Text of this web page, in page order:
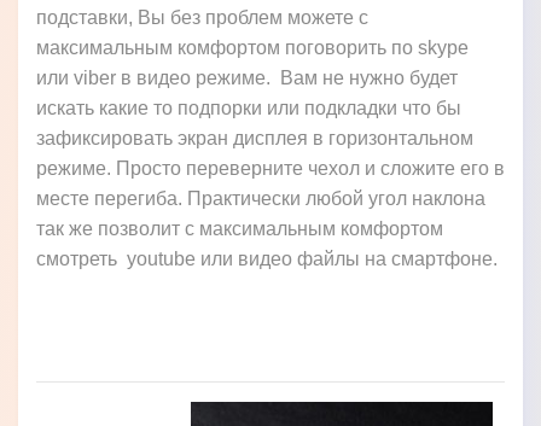
подставки, Вы без проблем можете с
максимальным комфортом поговорить по skype
или viber в видео режиме. Вам не нужно будет
искать какие то подпорки или подкладки что бы
зафиксировать экран дисплея в горизонтальном
режиме. Просто переверните чехол и сложите его в
месте перегиба. Практически любой угол наклона
так же позволит с максимальным комфортом
смотреть youtube или видео файлы на смартфоне.